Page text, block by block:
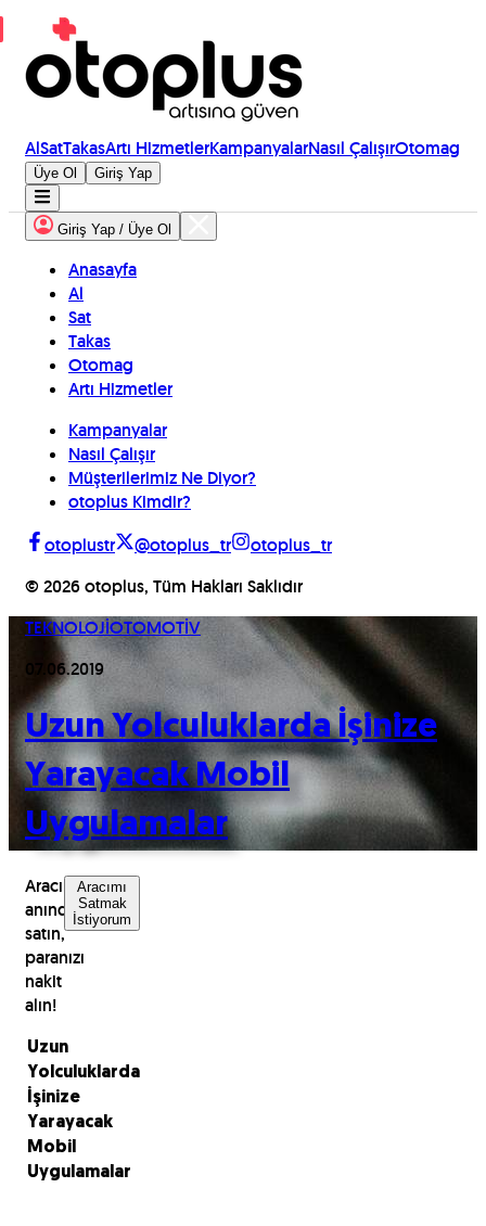
AlSatTakasArtı HizmetlerKampanyalarNasıl ÇalışırOtomag
Üye Ol Giriş Yap
Giriş Yap / Üye Ol
Anasayfa
Al
Sat
Takas
Otomag
Artı Hizmetler
Kampanyalar
Nasıl Çalışır
Müşterilerimiz Ne Diyor?
otoplus Kimdir?
otoplustr
@otoplus_tr
otoplus_tr
© 2026 otoplus, Tüm Hakları Saklıdır
TEKNOLOJİOTOMOTİV
07.06.2019
Uzun Yolculuklarda İşinize
Yarayacak Mobil
Uygulamalar
Aracınızı
anında
satın,
paranızı
nakit
alın!
Aracımı
Satmak
İstiyorum
Uzun
Yolculuklarda
İşinize
Yarayacak
Mobil
Uygulamalar